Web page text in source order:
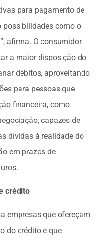
para pagamento de
possibilidades como o
afirma. O consumidor
a maior disposição do
débitos, aproveitando
para pessoas que
financeira, como
capazes de
dívidas à realidade do
em prazos de
crédito
empresas que ofereçam
do crédito e que